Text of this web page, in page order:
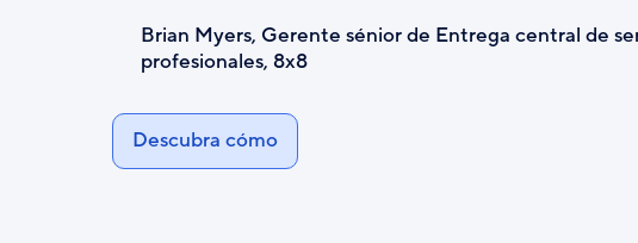
Brian Myers, Gerente sénior de Entrega central de
profesionales, 8x8
Descubra cómo